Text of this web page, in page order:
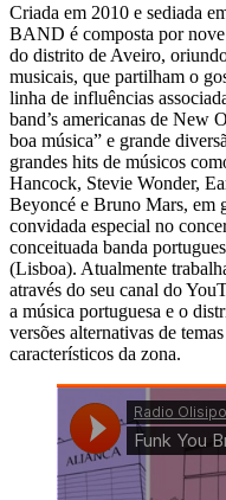
Criada em 2010 e sediada
BAND é composta por nove
do distrito de Aveiro,
musicais, que partilham o
linha de influências
band’s americanas de New
boa música” e grande
grandes hits de músicos
Hancock, Stevie Wonder,
Beyoncé e Bruno Mars, em
convidada especial no
conceituada banda
(Lisboa). Atualmente
através do seu canal do
a música portuguesa e o
versões alternativas de
característicos da zona.